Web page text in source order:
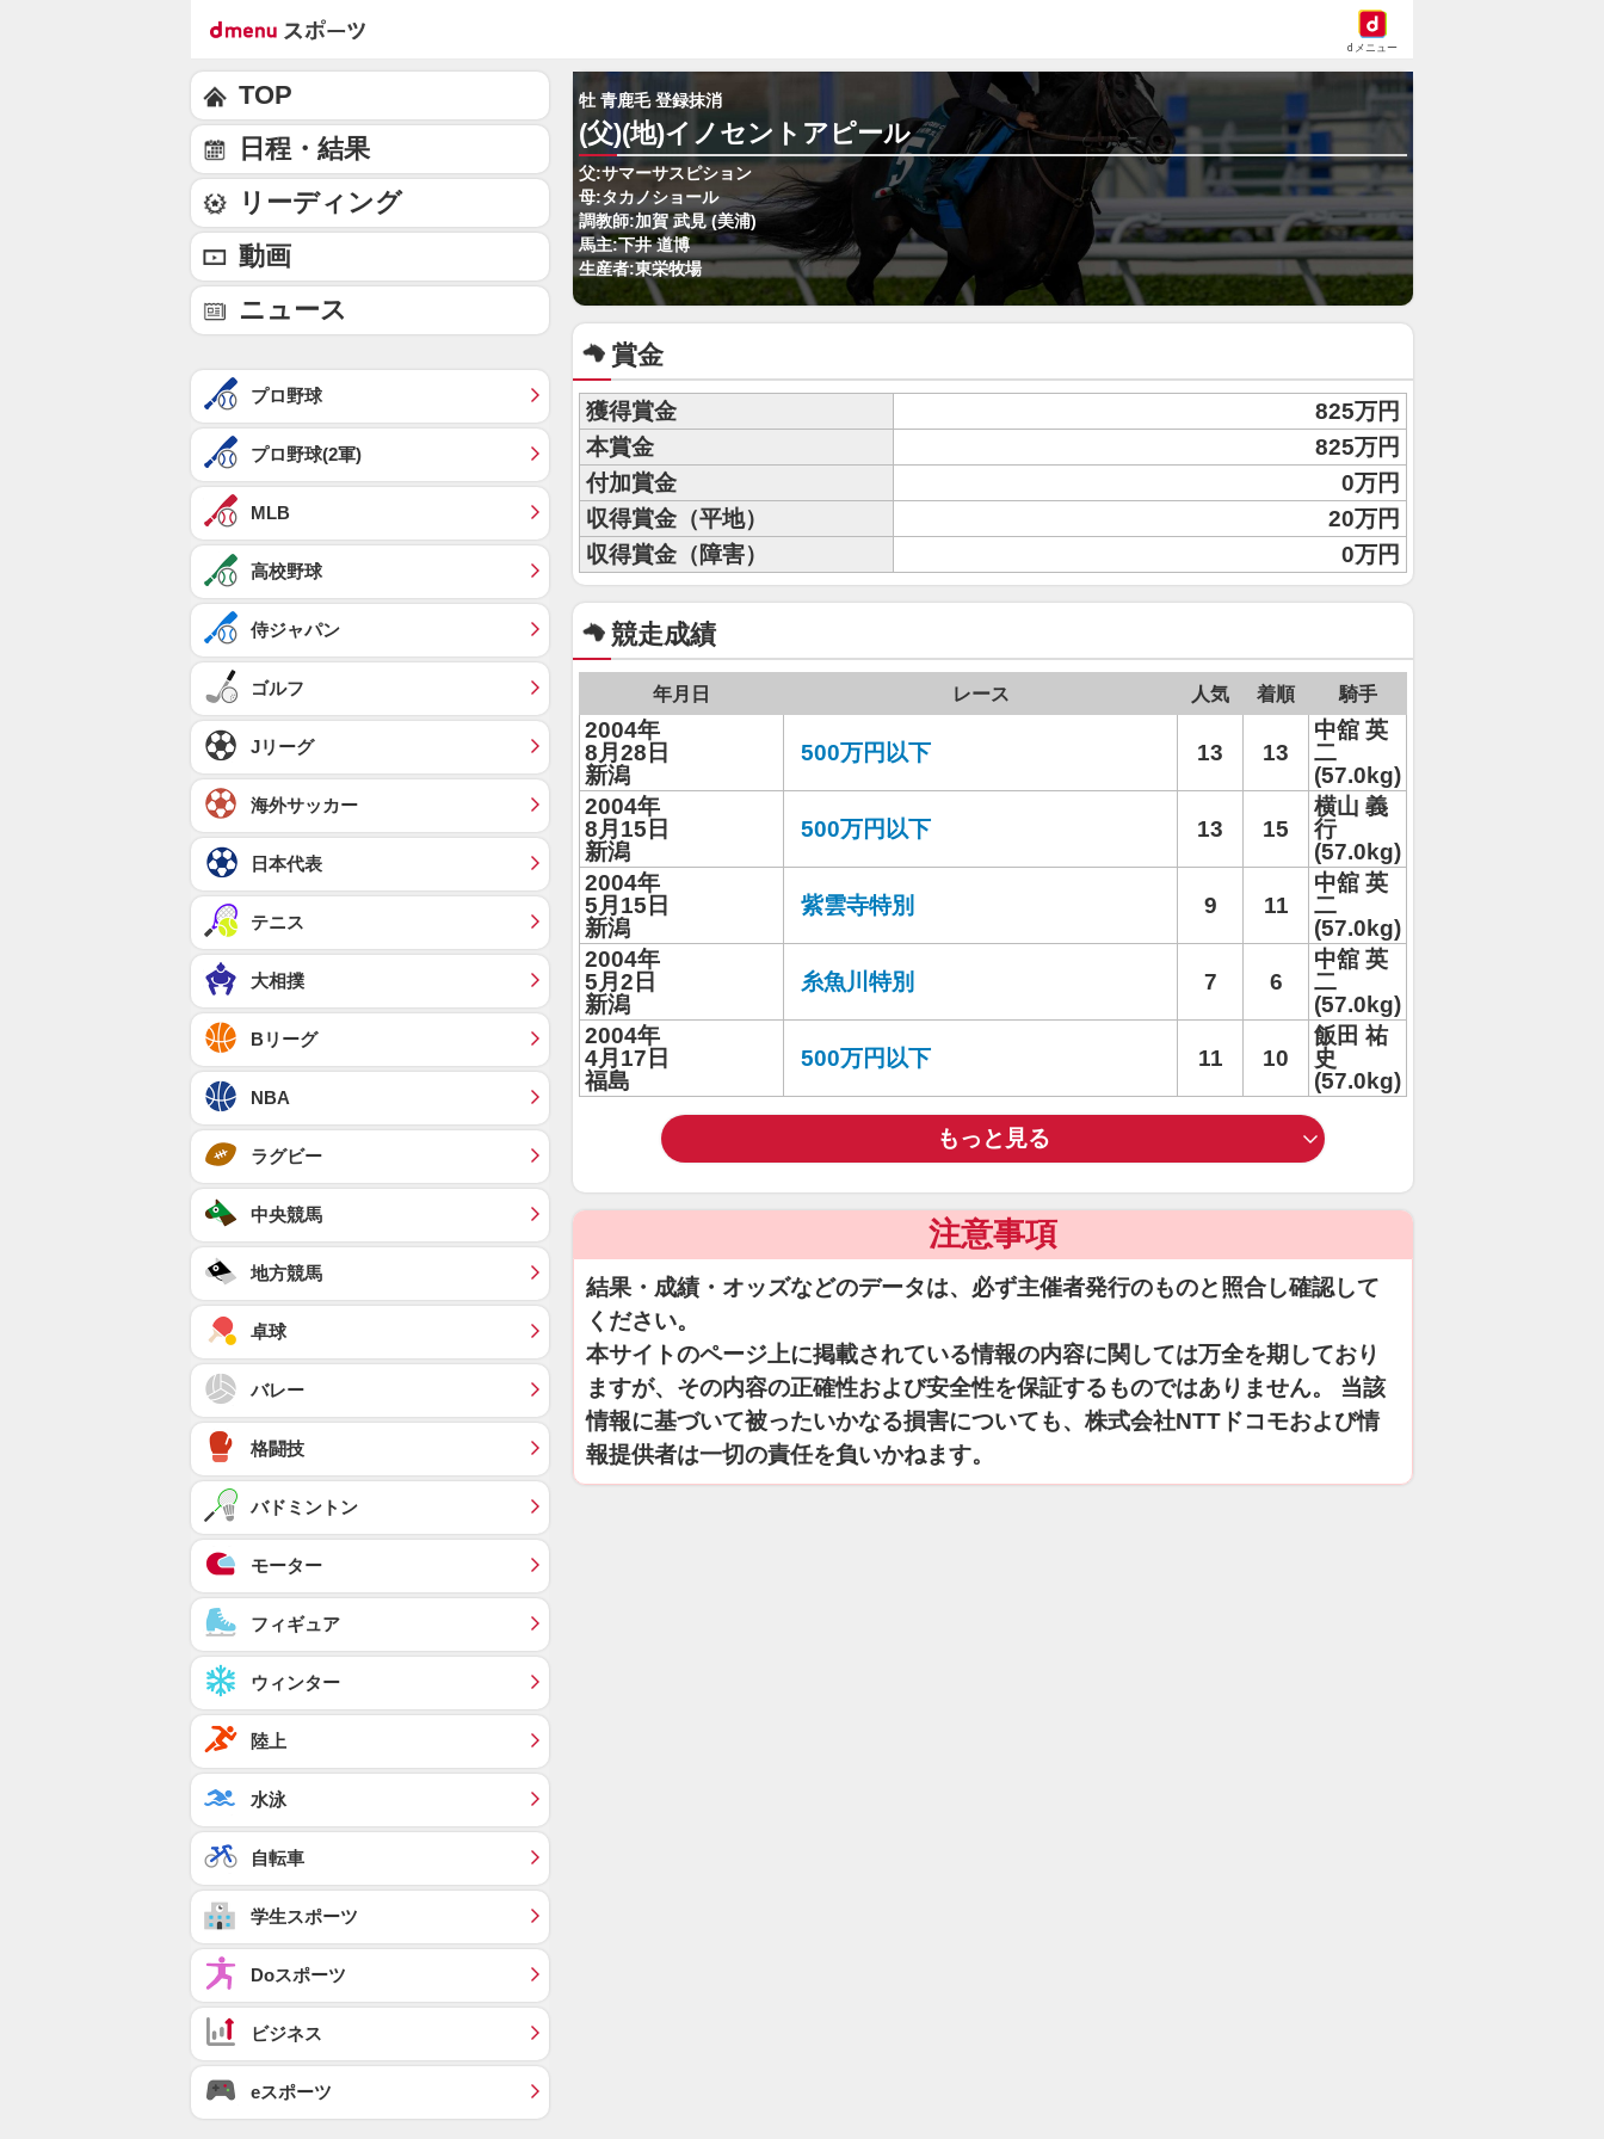
dメニュー
牡 青鹿毛 登録抹消
(父)(地)イノセントアピール
父:サマーサスピション
母:タカノショール
調教師:加賀 武見 (美浦)
馬主:下井 道博
生産者:東栄牧場
賞金
獲得賞金
825万円
本賞金
825万円
付加賞金
0万円
収得賞金（平地）
20万円
収得賞金（障害）
0万円
競走成績
年月日 レース 人気 着順 騎手
2004年
8月28日
新潟
500万円以下 13 13
中舘 英
二
(57.0kg)
2004年
8月15日
新潟
500万円以下 13 15
横山 義
行
(57.0kg)
2004年
5月15日
新潟
紫雲寺特別 9 11
中舘 英
二
(57.0kg)
2004年
5月2日
新潟
糸魚川特別 7 6
中舘 英
二
(57.0kg)
2004年
4月17日
福島
500万円以下 11 10
飯田 祐
史
(57.0kg)
もっと見る
注意事項
結果・成績・オッズなどのデータは、必ず主催者発行のものと照合し確認して
ください。
本サイトのページ上に掲載されている情報の内容に関しては万全を期しており
ますが、その内容の正確性および安全性を保証するものではありません。 当該
情報に基づいて被ったいかなる損害についても、株式会社NTTドコモおよび情
報提供者は一切の責任を負いかねます。
TOP
日程・結果
リーディング
動画
ニュース
プロ野球
プロ野球(2軍)
MLB
高校野球
侍ジャパン
ゴルフ
Jリーグ
海外サッカー
日本代表
テニス
大相撲
Bリーグ
NBA
ラグビー
中央競馬
地方競馬
卓球
バレー
格闘技
バドミントン
モーター
フィギュア
ウィンター
陸上
水泳
自転車
学生スポーツ
Doスポーツ
ビジネス
eスポーツ